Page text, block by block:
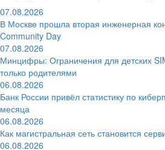
07.08.2026
В Москве прошла вторая инженерная
Community Day
07.08.2026
Минцифры: Ограничения для детских
только родителями
06.08.2026
Банк России привёл статистику по
месяца
06.08.2026
Как магистральная сеть становится
06.08.2026